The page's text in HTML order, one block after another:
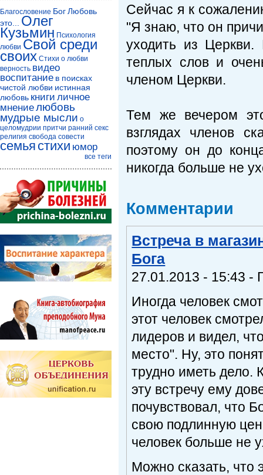
Сейчас я к
"Я знаю, что он
уходить из
теплых слов и
членом Церкви.
Тем же вечером
взглядах членов
поэтому он до
никогда больше не
Комментарии
Встреча в
Бога
27.01.2013 - 15:43 -
Иногда человек
этот человек
лидеров и видел,
место". Ну, это
трудно иметь дело.
эту встречу ему
почувствовал, что
свою подлинную
человек больше не
Можно сказать, что
Благословение БогЛюбовь
это...
Олег
Кузьмин Психология
любви Свой среди
своих Стихи о любви
верность видео
воспитание в поисках
чистой любви истинная
любовь книги личное
мнениелюбовь
мудрые мысли о
целомудрии притчи ранний секс
религия свобода совести
семья стихи юмор
все теги